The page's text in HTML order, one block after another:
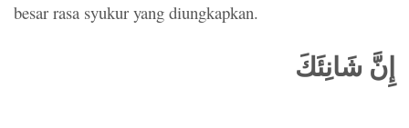
besar rasa syukur yang diungkapkan.
إِنَّ شَانِئَكَ